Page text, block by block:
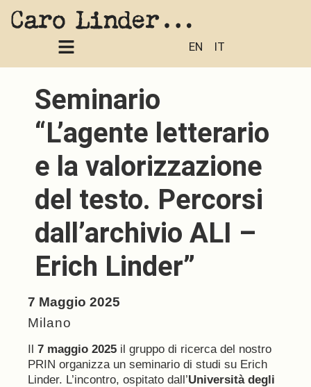
EN IT
Seminario
“L’agente letterario
e la valorizzazione
del testo. Percorsi
dall’archivio ALI –
Erich Linder”
7 Maggio 2025
Milano
Il 7 maggio 2025 il gruppo di ricerca del nostro
PRIN organizza un seminario di studi su Erich
Linder. L’incontro, ospitato dall’Università degli